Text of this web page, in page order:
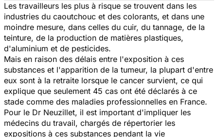
Les travailleurs les plus à risque se trouvent dans les
industries du caoutchouc et des colorants, et dans une
moindre mesure, dans celles du cuir, du tannage, de la
teinture, de la production de matières plastiques,
d'aluminium et de pesticides.
Mais en raison des délais entre l'exposition à ces
substances et l'apparition de la tumeur, la plupart d'entre
eux sont à la retraite lorsque le cancer survient, ce qui
explique que seulement 45 cas ont été déclarés à ce
stade comme des maladies professionnelles en France.
Pour le Dr Neuzillet, il est important d'impliquer les
médecins du travail, chargés de répertorier les
expositions à ces substances pendant la vie